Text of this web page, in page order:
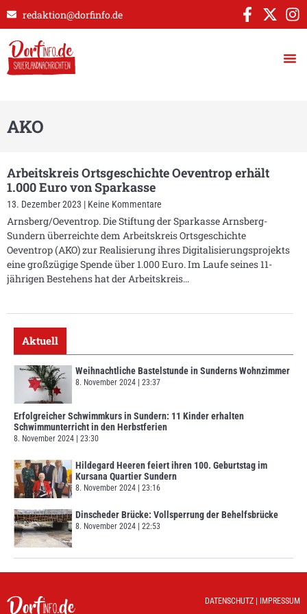
redaktion@dorfinfo.de
AKO
Arbeitskreis Ortsgeschichte Oeventrop erhält
1.000 Euro von Sparkasse
13. Dezember 2023 Keine Kommentare
Arnsberg/Oeventrop. Die Stiftung der Sparkasse Arnsberg-
Sundern überreichte dem Arbeitskreis Ortsgeschichte
Oeventrop (AKO) zur Realisierung ihres Digitalisierungsprojekts
eine großzügige Spende über 1.000 Euro. Im Laufe seines 11-
jährigen Bestehens hat der Arbeitskreis
Aktuell
Weihnachtliche Bastelstunde in Sunderns Wohnzimmer
8. November 2024 23:37
Erfolgreicher Schwimmkurs in Sundern: 11 Kinder erhalten
Schwimmunterricht in den Herbstferien
8. November 2024 23:30
Hildegard Heeren feiert ihren 100. Geburtstag im
Kursana Quartier Sundern
8. November 2024 23:16
Dinscheder Brücke: Vollsperrung der Behelfsbrücke
8. November 2024 22:53
DATENSCHUTZ IMPRESSUM